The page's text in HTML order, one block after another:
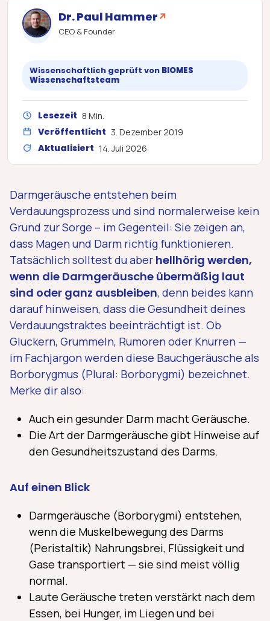
Dr. Paul Hammer↗
CEO & Founder
Wissenschaftlich geprüft von BIOMES
Wissenschaftsteam
Lesezeit 8 Min.
Veröffentlicht 3. Dezember 2019
Aktualisiert 14. Juli 2026
Darmgeräusche entstehen beim
Verdauungsprozess und sind normalerweise kein
Grund zur Sorge – im Gegenteil: Sie zeigen an,
dass Magen und Darm richtig funktionieren.
Tatsächlich solltest du aber hellhörig werden,
wenn die Darmgeräusche übermäßig laut
sind oder ganz ausbleiben, denn beides kann
darauf hinweisen, dass die Gesundheit deines
Verdauungstraktes beeinträchtigt ist. Ob
Gluckern, Grummeln, Rumoren oder Knurren —
im Fachjargon werden diese Bauchgeräusche als
Borborygmus (Plural: Borborygmi) bezeichnet.
Merke dir also:
Auch ein gesunder Darm macht Geräusche.
Die Art der Darmgeräusche gibt Hinweise auf
den Gesundheitszustand des Darms.
Auf einen Blick
Darmgeräusche (Borborygmi) entstehen,
wenn die Muskelbewegung des Darms
(Peristaltik) Nahrungsbrei, Flüssigkeit und
Gase transportiert — sie sind meist völlig
normal.
Laute Geräusche treten verstärkt nach dem
Essen, bei Hunger, im Liegen und bei